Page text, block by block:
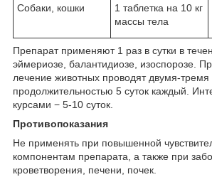
Собаки, кошки
1 таблетка на 10 кг
массы тела
Препарат применяют 1 раз в сутки в
эймериозе, балантидиозе, изоспорозе.
лечение животных проводят двумя-тремя
продолжительностью 5 суток каждый.
курсами − 5-10 суток.
Противопоказания
Не применять при повышенной
компонентам препарата, а также при
кроветворения, печени, почек.